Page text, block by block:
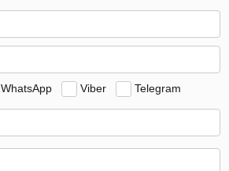
WhatsApp Viber Telegram